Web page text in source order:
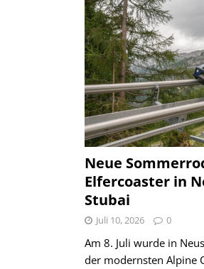
Neue
Elfercoaster in
Stubai
Juli 10, 2026 0
Am 8. Juli wurde in
der modernsten Alpine